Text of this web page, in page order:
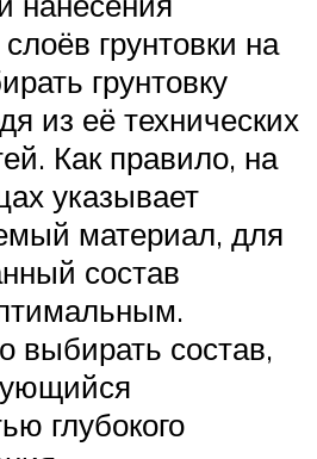
грунтовки на
грунтовку
из её технических
Как правило, на
указывает
материал, для
состав
выбирать состав,
глубокого